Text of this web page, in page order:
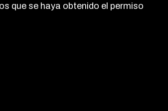
que se haya obtenido el permiso